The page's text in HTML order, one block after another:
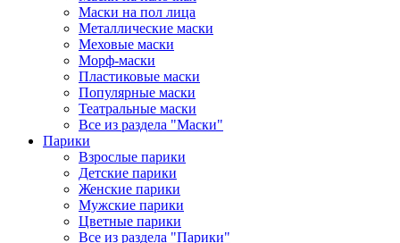
Маски на пол лица
Металлические маски
Меховые маски
Морф-маски
Пластиковые маски
Популярные маски
Театральные маски
Все из раздела "Маски"
Парики
Взрослые парики
Детские парики
Женские парики
Мужские парики
Цветные парики
Все из раздела "Парики"